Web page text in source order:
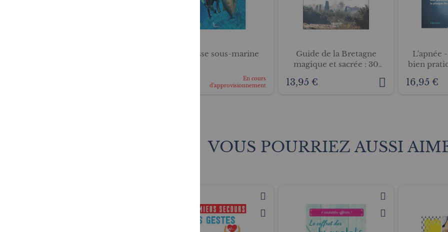
La chasse sous-marine
En cours
d'approvisionnement
Guide de la Bretagne
magique et sacrée : 30
13,95 €
L'apnée
bien
16,95 €
VOUS POURRIEZ AUSSI